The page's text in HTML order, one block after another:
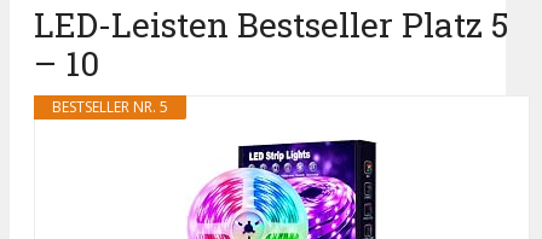
LED-Leisten Bestseller Platz 5
– 10
BESTSELLER NR. 5